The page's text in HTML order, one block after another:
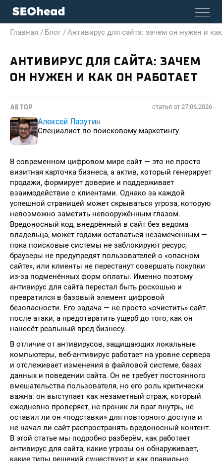
Главная / Блог /Антивирус для сайта: зачем он нужен и
АНТИВИРУС ДЛЯ САЙТА: ЗАЧЕМ
ОН НУЖЕН И КАК ОН РАБОТАЕТ
АВТОР статья от 27.06.2026
Алексей Лазутин
Специалист по поисковому маркетингу
В современном цифровом мире сайт — это не просто
визитная карточка бизнеса, а актив, который генерирует
продажи, формирует доверие и поддерживает
взаимодействие с клиентами. Однако за каждой
успешной страницей может скрываться угроза, которую
невозможно заметить невооружённым глазом.
Вредоносный код, внедрённый в сайт без ведома
владельца, может годами оставаться незамеченным —
пока поисковые системы не заблокируют ресурс,
браузеры не предупредят пользователей о «опасном
сайте», или клиенты не перестанут совершать покупки
из-за подменённых форм оплаты. Именно поэтому
антивирус для сайта перестал быть роскошью и
превратился в базовый элемент цифровой
безопасности. Его задача — не просто «очистить» сайт
после атаки, а предотвратить ущерб до того, как он
нанесёт реальный вред бизнесу.
В отличие от антивирусов, защищающих локальные
компьютеры, веб-антивирус работает на уровне сервера
и отслеживает изменения в файловой системе, базах
данных и поведении сайта. Он не требует постоянного
вмешательства пользователя, но его роль критически
важна: он выступает как незаметный страж, который
ежедневно проверяет, не проник ли враг внутрь, не
оставил ли он «подставки» для повторного доступа и
не начал ли сайт распространять вредоносный контент.
В этой статье мы подробно разберём, как работает
антивирус для сайта, какие угрозы он обнаруживает,
какие типы решений существуют и как правильно